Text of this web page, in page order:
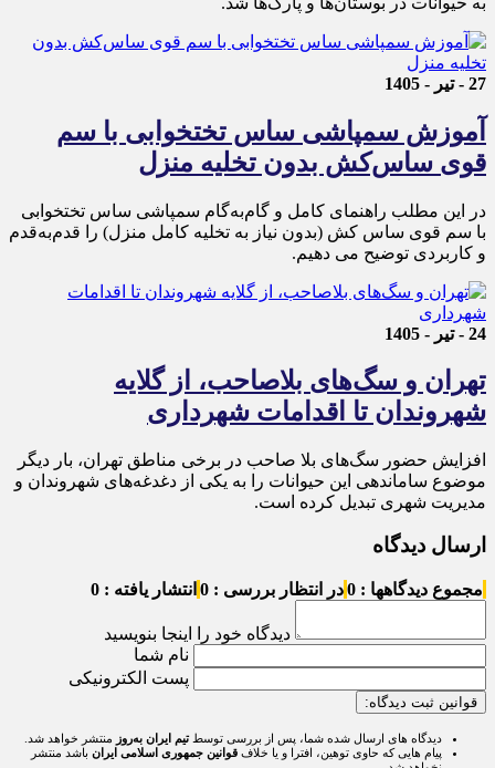
27 - تیر - 1405
آموزش سمپاشی ساس تختخوابی با سم
قوی ساس‌کش بدون تخلیه منزل
در این مطلب راهنمای کامل و گام‌به‌گام سمپاشی ساس تختخوابی
با سم قوی ساس ‌کش (بدون نیاز به تخلیه کامل منزل) را قدم‌به‌قدم
و کاربردی توضیح می دهیم.
24 - تیر - 1405
تهران و سگ‌های بلاصاحب، از گلایه
شهروندان تا اقدامات شهرداری
افزایش حضور سگ‌های بلا صاحب در برخی مناطق تهران، بار دیگر
موضوع ساماندهی این حیوانات را به یکی از دغدغه‌های شهروندان و
مدیریت شهری تبدیل کرده است.
ارسال دیدگاه
مجموع دیدگاهها : 0 در انتظار بررسی : 0 انتشار یافته : 0
دیدگاه خود را اینجا بنویسید
نام شما
پست الکترونیکی
قوانین ثبت دیدگاه:
دیدگاه های ارسال شده شما، پس از بررسی توسطتیم ایران به‌روز منتشر خواهد شد.
پیام هایی که حاوی توهین، افترا و یا خلاف قوانین جمهوری اسلامی ایران باشد منتشر